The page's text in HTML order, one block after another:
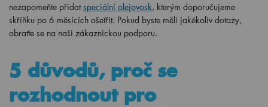
nezapomeňte přidatspeciální olejovosk, kterým doporučujeme
skříňku po 6 měsících ošetřit. Pokud byste měli jakékoliv dotazy,
obraťte se na naši zákaznickou podporu.
5 důvodů, proč se
rozhodnout pro